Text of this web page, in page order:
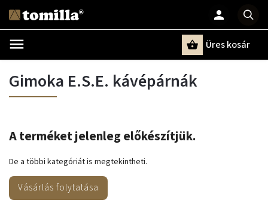
Üres kosár
Gimoka E.S.E. kávépárnák
A terméket jelenleg előkészítjük.
De a többi kategóriát is megtekintheti.
Vásárlás folytatása